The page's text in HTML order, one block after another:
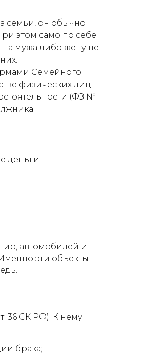
семьи, он обычно
этом само по себе
мужа либо жену не
Семейного
физических лиц
(ФЗ №
деньги:
автомобилей и
эти объекты
36 СК РФ). К нему
брака;